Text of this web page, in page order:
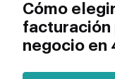
Cómo
facturación
negocio en